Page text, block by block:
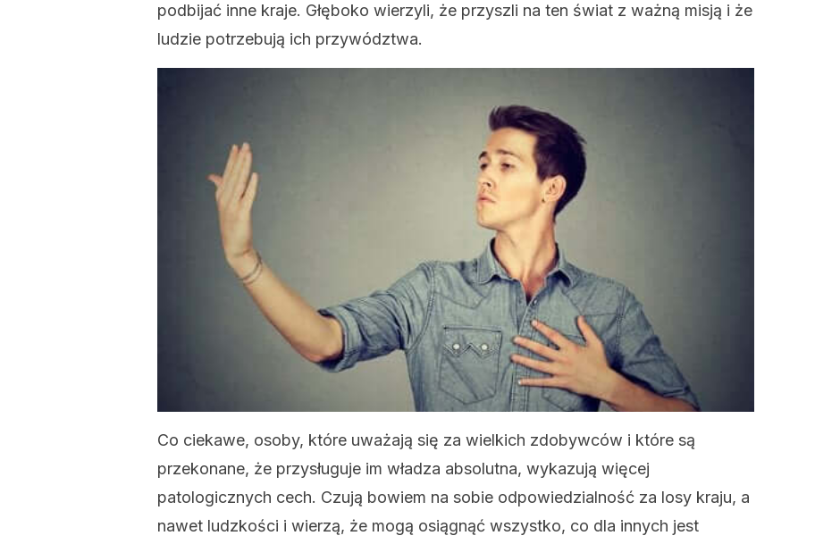
podbijać inne kraje. Głęboko wierzyli, że przyszli na ten świat z ważną misją i że
ludzie potrzebują ich przywództwa.
Co ciekawe, osoby, które uważają się za wielkich zdobywców i które są
przekonane, że przysługuje im władza absolutna, wykazują więcej
patologicznych cech. Czują bowiem na sobie odpowiedzialność za losy kraju, a
nawet ludzkości i wierzą, że mogą osiągnąć wszystko, co dla innych jest